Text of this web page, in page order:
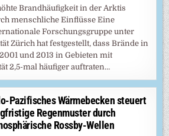
Brandhäufigkeit in der Arktis
menschliche Einflüsse Eine
Forschungsgruppe unter
Zürich hat festgestellt, dass Brände in
und 2013 in Gebieten mit
2,5-mal häufiger auftraten…
Pazifisches Wärmebecken steuert
Regenmuster durch
Rossby-Wellen